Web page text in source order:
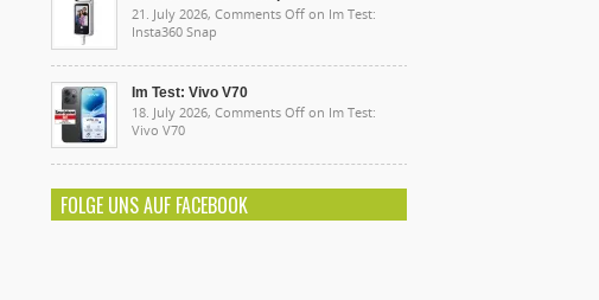
21. July 2026, Comments Off on Im Test:
Insta360 Snap
Im Test: Vivo V70
18. July 2026, Comments Off on Im Test:
Vivo V70
FOLGE UNS AUF FACEBOOK